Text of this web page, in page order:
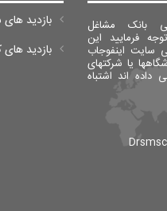
بانک مشاغل
فرمایید این
سایت اینفوجاب
یا شرکتهای
اند اشتباه
بازدید های
بازدید های کل :